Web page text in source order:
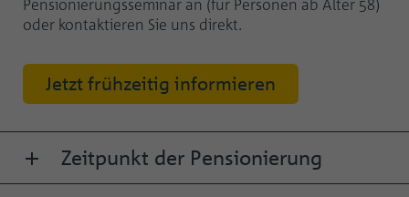
Pensionierungsseminar an (für Personen ab Alter 58)
oder kontaktieren Sie uns direkt.
Jetzt frühzeitig informieren
Zeitpunkt der Pensionierung